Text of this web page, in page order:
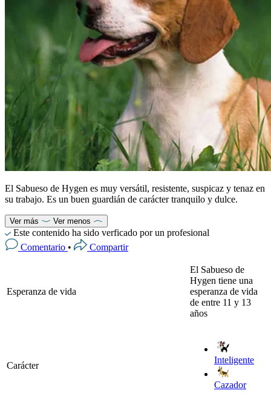
El Sabueso de Hygen es muy versátil, resistente, suspicaz y tenaz en
su trabajo. Es un buen guardián de carácter tranquilo y dulce.
Ver más Ver menos
Este contenido ha sido verficado por un profesional
Comentario • Compartir
Esperanza de vida
El Sabueso de
Hygen tiene una
esperanza de vida
de entre 11 y 13
años
Carácter
Inteligente
Cazador